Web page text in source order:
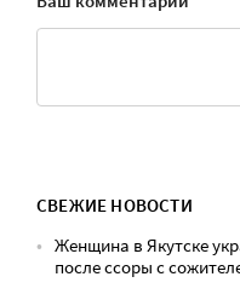
СВЕЖИЕ НОВОСТИ
Женщина в Якутске
после ссоры с